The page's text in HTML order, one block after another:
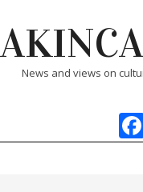
to
content
News and views on
Navigation